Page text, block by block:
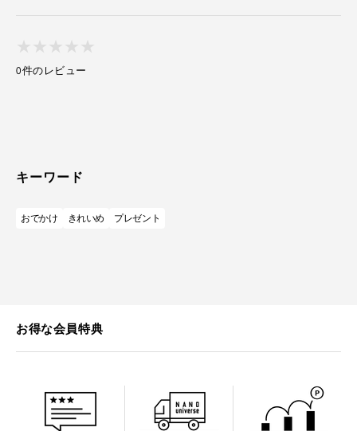
0件のレビュー
キーワード
おでかけ きれいめ プレゼント
お得な会員特典